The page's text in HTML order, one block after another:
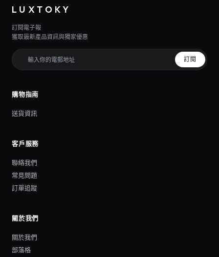
LUXTOKY
訂閱電子報
獲取最新產品資訊與獨家優惠
訂閱
購物指南
送貨資訊
客戶服務
聯絡我們
常見問題
訂單追蹤
關於我們
關於我們
部落格